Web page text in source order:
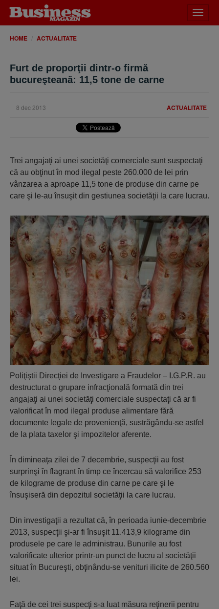
meniu
HOME ACTUALITATE
Furt de proporţii dintr-o firmă
bucureşteană: 11,5 tone de carne
ACTUALITATE
8 dec 2013
Trei angajaţi ai unei societăţi comerciale sunt suspectaţi
că au obţinut în mod ilegal peste 260.000 de lei prin
vânzarea a aproape 11,5 tone de produse din carne pe
care şi le-au însuşit din gestiunea societăţii la care lucrau.
Poliţiştii Direcţiei de Investigare a Fraudelor – I.G.P.R. au
destructurat o grupare infracţională formată din trei
angajaţi ai unei societăţi comerciale suspectaţi că ar fi
valorificat în mod ilegal produse alimentare fără
documente legale de provenienţă, sustrăgându-se astfel
de la plata taxelor şi impozitelor aferente.
În dimineaţa zilei de 7 decembrie, suspecţii au fost
surprinşi în flagrant în timp ce încercau să valorifice 253
de kilograme de produse din carne pe care şi le
însuşiseră din depozitul societăţii la care lucrau.
Din investigaţii a rezultat că, în perioada iunie-decembrie
2013, suspecţii şi-ar fi însuşit 11.413,9 kilograme din
produsele pe care le administrau. Bunurile au fost
valorificate ulterior printr-un punct de lucru al societăţii
situat în Bucureşti, obţinându-se venituri ilicite de 260.560
lei.
Faţă de cei trei suspecţi s-a luat măsura reţinerii pentru